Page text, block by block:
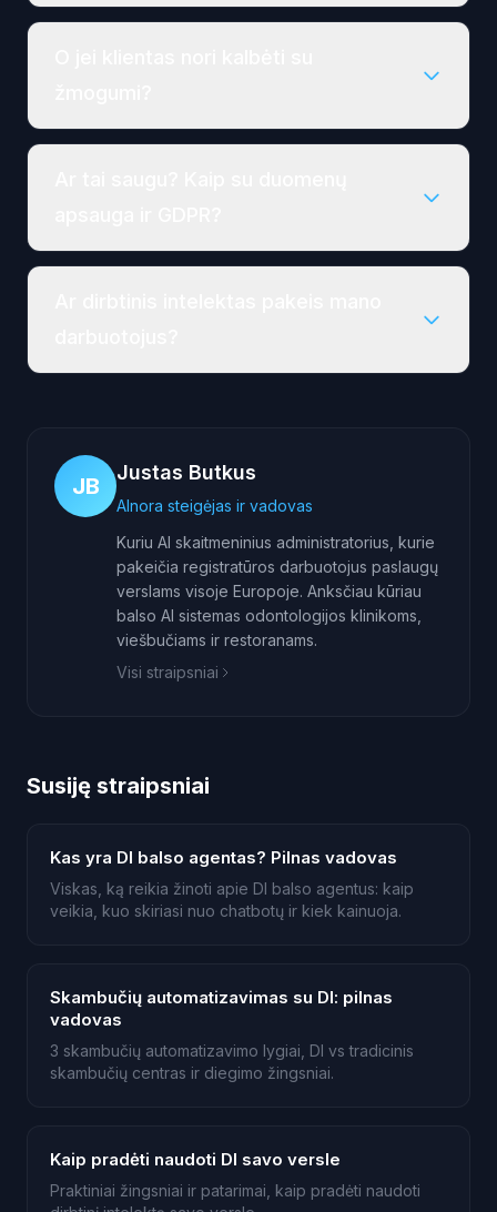
JB
Justas Butkus
AInora steigėjas ir vadovas
Kuriu AI skaitmeninius administratorius, kurie
pakeičia registratūros darbuotojus paslaugų
verslams visoje Europoje. Anksčiau kūriau
balso AI sistemas odontologijos klinikoms,
viešbučiams ir restoranams.
Visi straipsniai
Susiję straipsniai
Kas yra DI balso agentas? Pilnas vadovas
Viskas, ką reikia žinoti apie DI balso agentus: kaip
veikia, kuo skiriasi nuo chatbotų ir kiek kainuoja.
Skambučių automatizavimas su DI: pilnas
vadovas
3 skambučių automatizavimo lygiai, DI vs tradicinis
skambučių centras ir diegimo žingsniai.
Kaip pradėti naudoti DI savo versle
Praktiniai žingsniai ir patarimai, kaip pradėti naudoti